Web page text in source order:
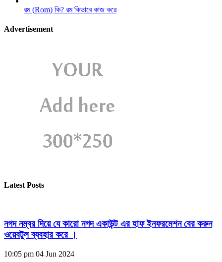
রম (Rom) কি? রম কিভাবে কাজ করে
Advertisement
Latest Posts
নগদ নম্বর দিয়ে যে কারো নগদ একাউন্ট এর হাফ ইনফরমেশন বের করুন
ওয়েবটুল ব্যবহার করে ।
10:05 pm 04 Jun 2024